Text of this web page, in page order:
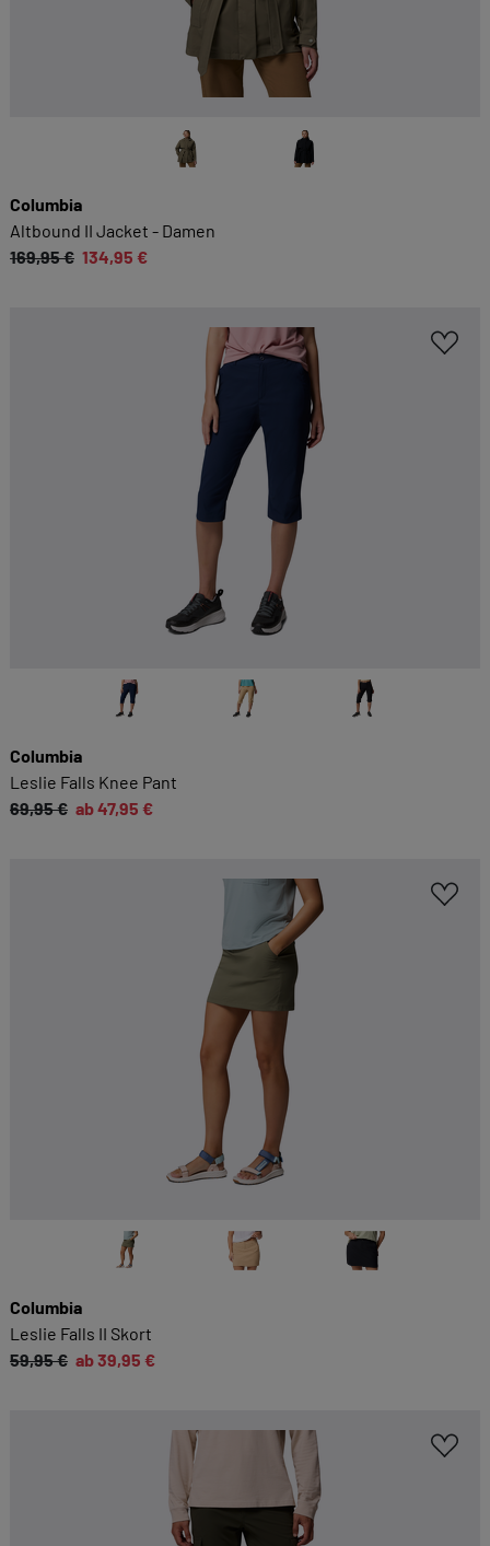
Columbia
Altbound II Jacket - Damen
169,95 € 134,95 €
Columbia
Leslie Falls Knee Pant
69,95 € ab 47,95 €
Columbia
Leslie Falls II Skort
59,95 € ab 39,95 €